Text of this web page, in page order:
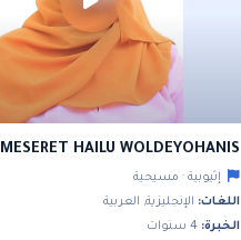
MESERET HAILU WOLDEYOHANIS
إثيوبية · مسيحية
اللغات: الإنجليزية, العربية
الخبرة: